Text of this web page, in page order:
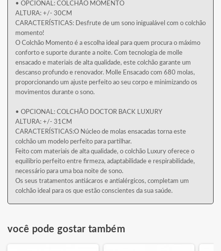
• OPCIONAL: COLCHÃO MOMENTO
ALTURA: +/- 30CM
CARACTERÍSTICAS: Desfrute de um sono inigualável com o colchão
momento!
O Colchão Momento é a escolha ideal para quem procura o máximo
conforto e suporte durante a noite. Com tecnologia de molle
ensacado e materiais de alta qualidade, este colchão garante um
descanso profundo e renovador. Molle Ensacado com 680 molas,
proporcionando um ajuste perfeito ao seu corpo e minimizando os
movimentos durante o sono.
• OPCIONAL: COLCHÃO DOCTOR BACK LUXURY
ALTURA: +/- 31CM
CARACTERÍSTICAS:O Núcleo de molas ensacadas torna este
colchão um modelo perfeito para partilhar.
Feito com materiais de alta qualidade, o colchão Luxury oferece o
equilibrio perfeito entre firmeza, adaptabilidade e respirabilidade,
necessário para uma boa noite de sono.
Os seus tratamentos antiácaros e antialérgicos, completam um
colchão ideal para os que estão conscientes da sua saúde.
você pode gostar também